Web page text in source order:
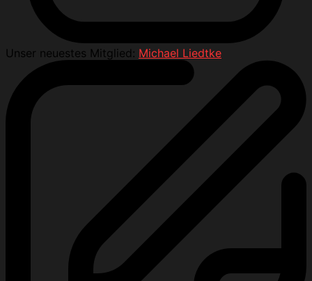
Unser neuestes Mitglied: Michael Liedtke